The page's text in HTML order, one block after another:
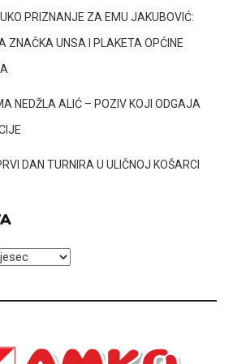
PRIZNANJE ZA EMU JAKUBOVIĆ:
ZNAČKA UNSA I PLAKETA OPĆINE
NEDŽLA ALIĆ – POZIV KOJI ODGAJA
DAN TURNIRA U ULIČNOJ KOŠARCI